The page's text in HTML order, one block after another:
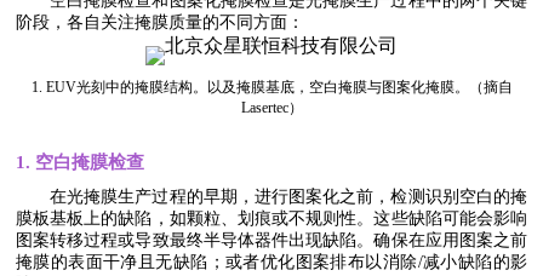
阶段，各自关注掩膜质量的不同方面：
1. EUV光刻中的掩膜结构。以及掩膜基底，空白掩膜与图案化掩膜。（摘自
Lasertec）
1. 空白掩膜检查
在光掩膜生产过程的早期，进行图案化之前，检测识别空白的掩
膜板基板上的缺陷，如颗粒、划痕或不规则性。这些缺陷可能会影响
图案转移过程或导致最终半导体器件出现缺陷。确保在应用图案之前
掩膜的表面干净且无缺陷；或者优化图案排布以消除/减小缺陷的影